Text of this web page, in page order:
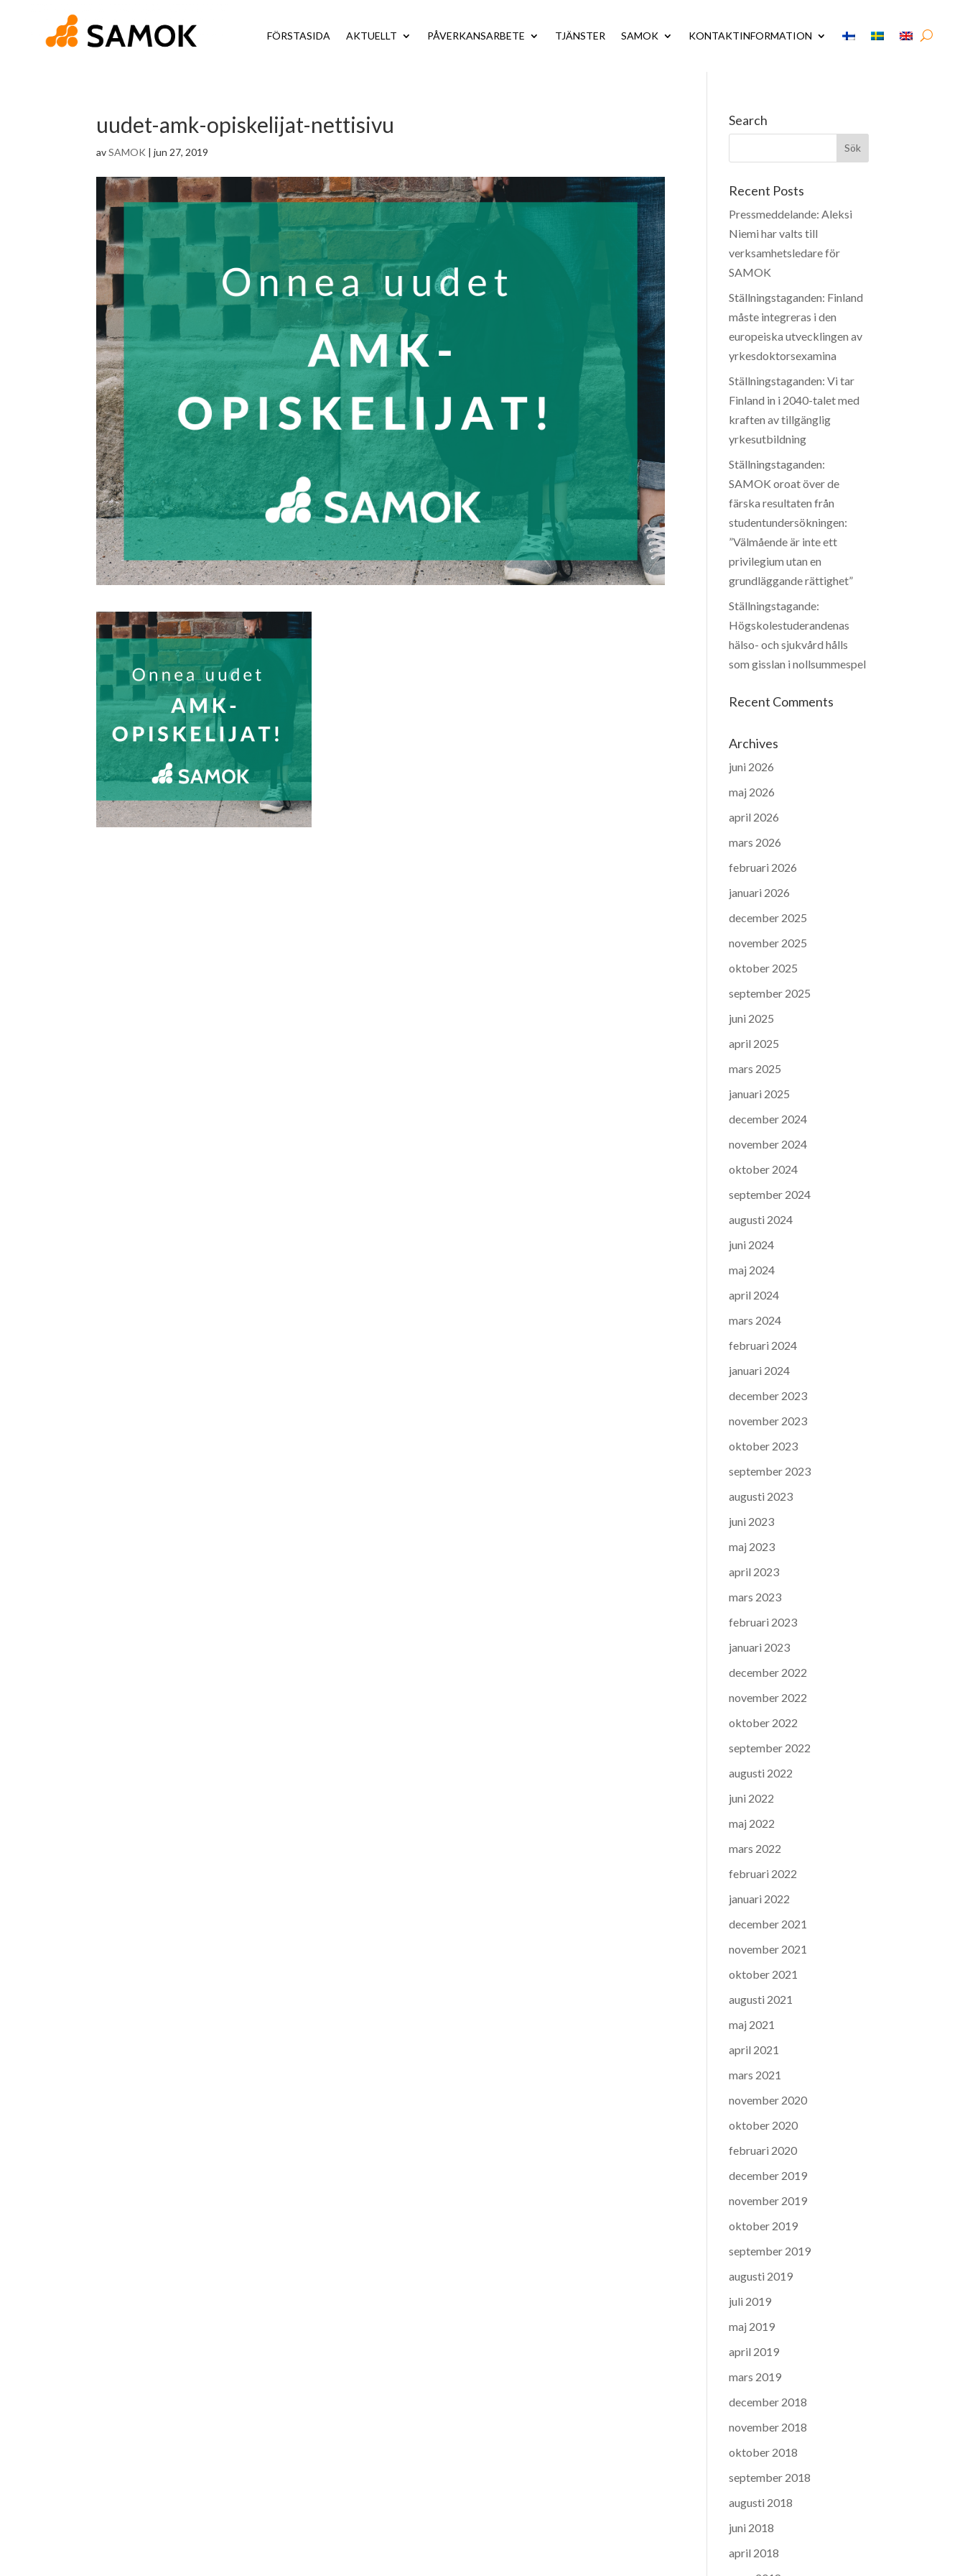
FÖRSTASIDA AKTUELLT PÅVERKANSARBETE TJÄNSTER SAMOK KONTAKTINFORMATION
uudet-amk-opiskelijat-nettisivu
avSAMOK |jun 27, 2019
Search
Recent Posts
Pressmeddelande: Aleksi
Niemi har valts till
verksamhetsledare för
SAMOK
Ställningstaganden: Finland
måste integreras i den
europeiska utvecklingen av
yrkesdoktorsexamina
Ställningstaganden: Vi tar
Finland in i 2040-talet med
kraften av tillgänglig
yrkesutbildning
Ställningstaganden:
SAMOK oroat över de
färska resultaten från
studentundersökningen:
”Välmående är inte ett
privilegium utan en
grundläggande rättighet”
Ställningstagande:
Högskolestuderandenas
hälso- och sjukvård hålls
som gisslan i nollsummespel
Recent Comments
Archives
juni 2026
maj 2026
april 2026
mars 2026
februari 2026
januari 2026
december 2025
november 2025
oktober 2025
september 2025
juni 2025
april 2025
mars 2025
januari 2025
december 2024
november 2024
oktober 2024
september 2024
augusti 2024
juni 2024
maj 2024
april 2024
mars 2024
februari 2024
januari 2024
december 2023
november 2023
oktober 2023
september 2023
augusti 2023
juni 2023
maj 2023
april 2023
mars 2023
februari 2023
januari 2023
december 2022
november 2022
oktober 2022
september 2022
augusti 2022
juni 2022
maj 2022
mars 2022
februari 2022
januari 2022
december 2021
november 2021
oktober 2021
augusti 2021
maj 2021
april 2021
mars 2021
november 2020
oktober 2020
februari 2020
december 2019
november 2019
oktober 2019
september 2019
augusti 2019
juli 2019
maj 2019
april 2019
mars 2019
december 2018
november 2018
oktober 2018
september 2018
augusti 2018
juni 2018
april 2018